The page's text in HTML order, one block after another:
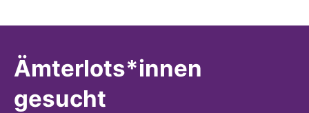
Ämterlots*innen
gesucht